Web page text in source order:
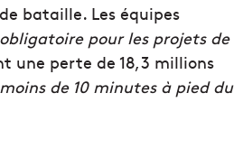
bataille. Les équipes
obligatoire pour les projets de
une perte de 18,3 millions
de 10 minutes à pied du